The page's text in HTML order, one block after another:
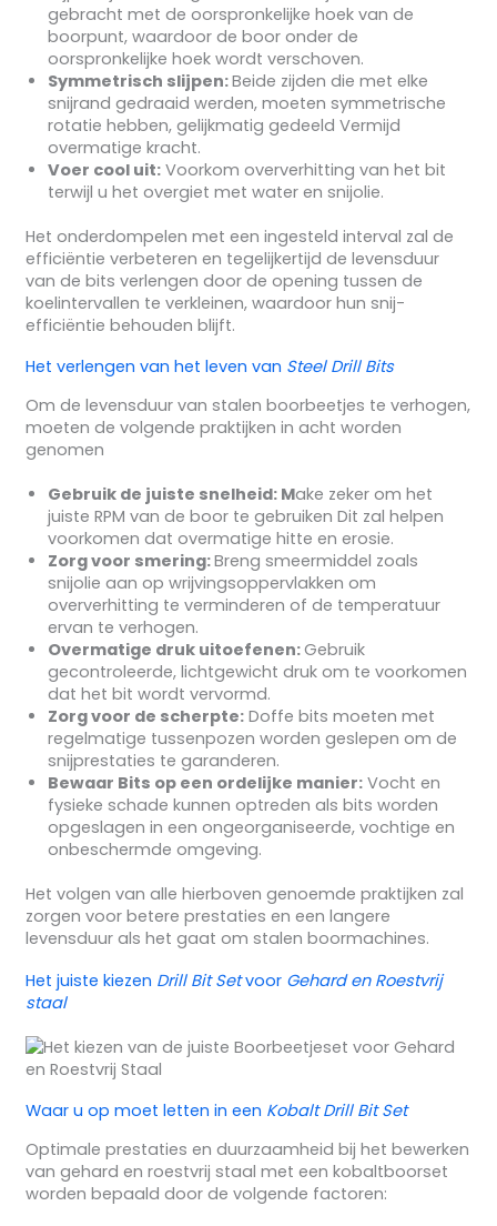
gebracht met de oorspronkelijke hoek van de
boorpunt, waardoor de boor onder de
oorspronkelijke hoek wordt verschoven.
Symmetrisch slijpen:Beide zijden die met elke
snijrand gedraaid werden, moeten symmetrische
rotatie hebben, gelijkmatig gedeeld Vermijd
overmatige kracht.
Voer cool uit:Voorkom oververhitting van het bit
terwijl u het overgiet met water en snijolie.
Het onderdompelen met een ingesteld interval zal de
efficiëntie verbeteren en tegelijkertijd de levensduur
van de bits verlengen door de opening tussen de
koelintervallen te verkleinen, waardoor hun snij-
efficiëntie behouden blijft.
Het verlengen van het leven van Steel Drill Bits
Om de levensduur van stalen boorbeetjes te verhogen,
moeten de volgende praktijken in acht worden
genomen
Gebruik de juiste snelheid: Make zeker om het
juiste RPM van de boor te gebruiken Dit zal helpen
voorkomen dat overmatige hitte en erosie.
Zorg voor smering:Breng smeermiddel zoals
snijolie aan op wrijvingsoppervlakken om
oververhitting te verminderen of de temperatuur
ervan te verhogen.
Overmatige druk uitoefenen:Gebruik
gecontroleerde, lichtgewicht druk om te voorkomen
dat het bit wordt vervormd.
Zorg voor de scherpte:Doffe bits moeten met
regelmatige tussenpozen worden geslepen om de
snijprestaties te garanderen.
Bewaar Bits op een ordelijke manier:Vocht en
fysieke schade kunnen optreden als bits worden
opgeslagen in een ongeorganiseerde, vochtige en
onbeschermde omgeving.
Het volgen van alle hierboven genoemde praktijken zal
zorgen voor betere prestaties en een langere
levensduur als het gaat om stalen boormachines.
Het juiste kiezen Drill Bit Setvoor Gehard en Roestvrij
staal
Waar u op moet letten in een Kobalt Drill Bit Set
Optimale prestaties en duurzaamheid bij het bewerken
van gehard en roestvrij staal met een kobaltboorset
worden bepaald door de volgende factoren: